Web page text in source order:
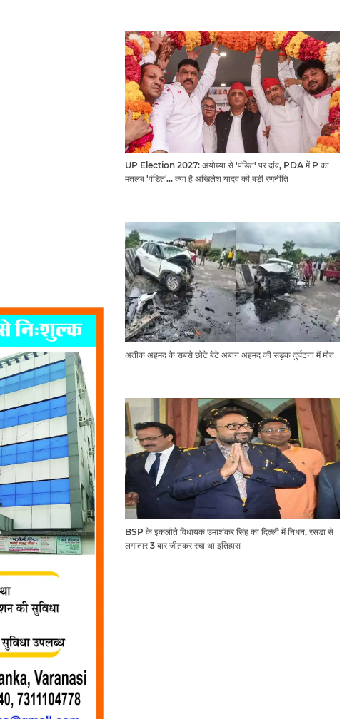
UP Election 2027: अयोध्या से 'पंडित' पर दांव, PDA में P का
मतलब 'पंडित'... क्या है अखिलेश यादव की बड़ी रणनीति
अतीक अहमद के सबसे छोटे बेटे अबान अहमद की सड़क दुर्घटना में मौत
BSP के इकलौते विधायक उमाशंकर सिंह का दिल्ली में निधन, रसड़ा से
लगातार 3 बार जीतकर रचा था इतिहास